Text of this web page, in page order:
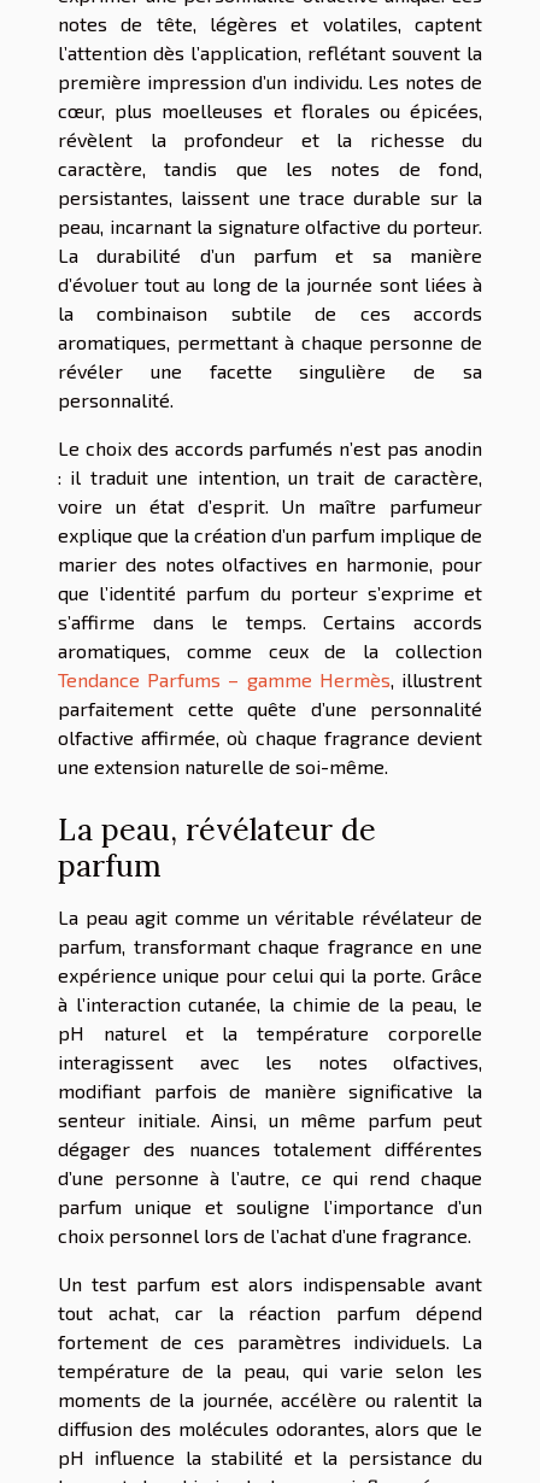
notes de tête, légères et volatiles, captent
l’attention dès l’application, reflétant souvent la
première impression d’un individu. Les notes de
cœur, plus moelleuses et florales ou épicées,
révèlent la profondeur et la richesse du
caractère, tandis que les notes de fond,
persistantes, laissent une trace durable sur la
peau, incarnant la signature olfactive du porteur.
La durabilité d’un parfum et sa manière
d’évoluer tout au long de la journée sont liées à
la combinaison subtile de ces accords
aromatiques, permettant à chaque personne de
révéler une facette singulière de sa
personnalité.
Le choix des accords parfumés n’est pas anodin
: il traduit une intention, un trait de caractère,
voire un état d’esprit. Un maître parfumeur
explique que la création d’un parfum implique de
marier des notes olfactives en harmonie, pour
que l’identité parfum du porteur s’exprime et
s’affirme dans le temps. Certains accords
aromatiques, comme ceux de la collection
Tendance Parfums – gamme Hermès, illustrent
parfaitement cette quête d’une personnalité
olfactive affirmée, où chaque fragrance devient
une extension naturelle de soi-même.
La peau, révélateur de
parfum
La peau agit comme un véritable révélateur de
parfum, transformant chaque fragrance en une
expérience unique pour celui qui la porte. Grâce
à l’interaction cutanée, la chimie de la peau, le
pH naturel et la température corporelle
interagissent avec les notes olfactives,
modifiant parfois de manière significative la
senteur initiale. Ainsi, un même parfum peut
dégager des nuances totalement différentes
d’une personne à l’autre, ce qui rend chaque
parfum unique et souligne l’importance d’un
choix personnel lors de l’achat d’une fragrance.
Un test parfum est alors indispensable avant
tout achat, car la réaction parfum dépend
fortement de ces paramètres individuels. La
température de la peau, qui varie selon les
moments de la journée, accélère ou ralentit la
diffusion des molécules odorantes, alors que le
pH influence la stabilité et la persistance du